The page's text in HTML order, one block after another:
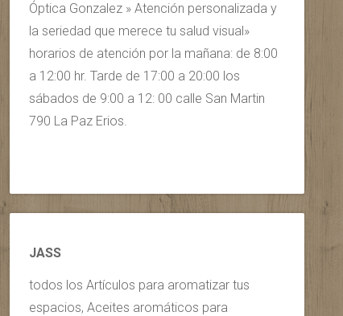
Óptica Gonzalez » Atención personalizada y
la seriedad que merece tu salud visual»
horarios de atención por la mañana: de 8:00
a 12:00 hr. Tarde de 17:00 a 20:00 los
sábados de 9:00 a 12: 00 calle San Martin
790 La Paz Erios.
JASS
todos los Artículos para aromatizar tus
espacios, Aceites aromáticos para